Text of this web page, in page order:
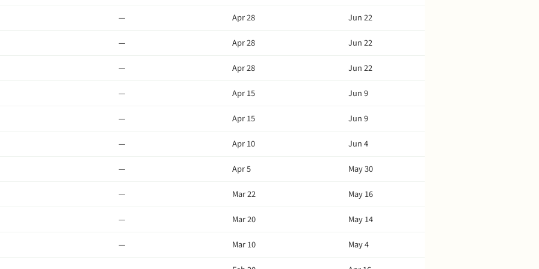
— Apr 28
Jun 22
—
Apr 28
Jun 22
—
Apr 28
Jun 22
—
Apr 15
Jun 9
—
Apr 15
Jun 9
—
Apr 10
Jun 4
—
Apr 5
May 30
—
Mar 22
May 16
—
Mar 20
May 14
—
Mar 10
May 4